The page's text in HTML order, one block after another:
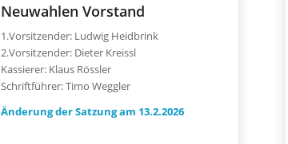
Neuwahlen Vorstand
1.Vorsitzender: Ludwig Heidbrink
2.Vorsitzender: Dieter Kreissl
Kassierer: Klaus Rössler
Schriftführer: Timo Weggler
Änderung der Satzung am 13.2.2026